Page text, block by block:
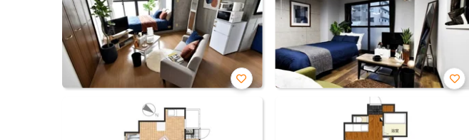
お気 お気